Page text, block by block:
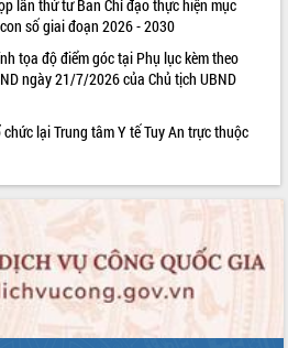
với
lần thứ tư Ban Chỉ đạo thực hiện mục
số giai đoạn 2026 - 2030
tọa độ điểm góc tại Phụ lục kèm theo
ngày 21/7/2026 của Chủ tịch UBND
lại Trung tâm Y tế Tuy An trực thuộc